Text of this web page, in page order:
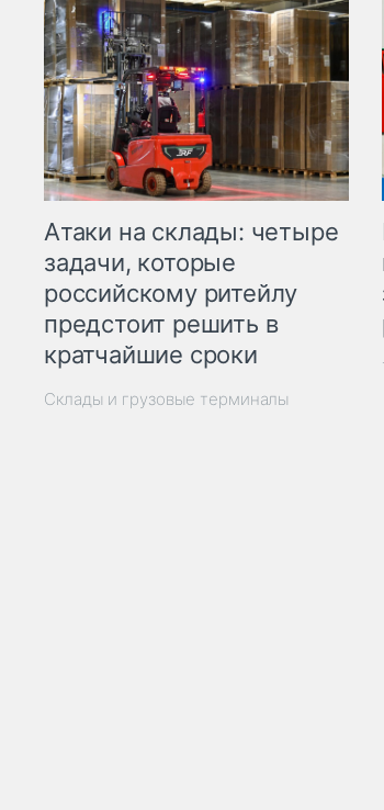
Атаки на склады: четыре
задачи, которые
российскому ритейлу
предстоит решить в
кратчайшие сроки
Склады и грузовые терминалы